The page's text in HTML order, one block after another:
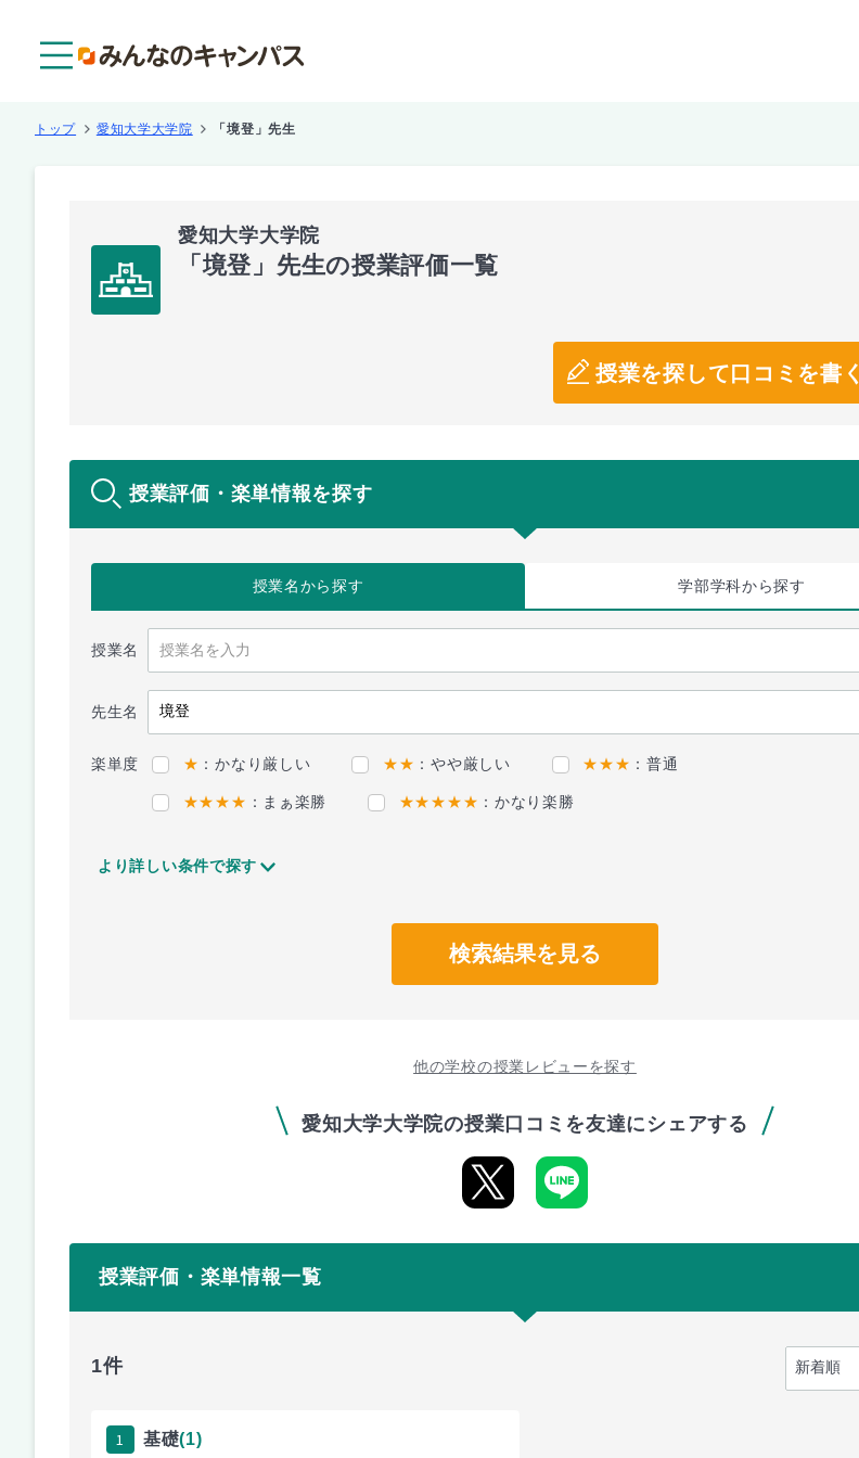
トップ 愛知大学大学院 「境登」先生
愛知大学大学院
「境登」先生の授業評価一覧
授業を探して口コミを書く
授業評価・楽単情報を探す
授業名から探す 学部学科から探す
授業名
先生名
楽単度 ★ ：かなり厳しい ★★ ：やや厳しい ★★★ ：普通
★★★★ ：まぁ楽勝 ★★★★★ ：かなり楽勝
より詳しい条件で探す
検索結果を見る
他の学校の授業レビューを探す
愛知大学大学院の授業口コミを友達にシェアする
授業評価・楽単情報一覧
1件
1 基礎(1)